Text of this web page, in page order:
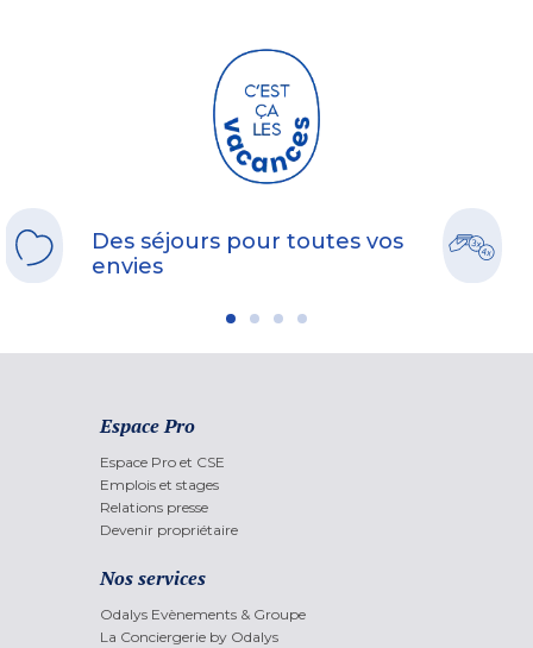
Des séjours pour toutes vos
envies
Espace Pro
Espace Pro et CSE
Emplois et stages
Relations presse
Devenir propriétaire
Nos services
Odalys Evènements & Groupe
La Conciergerie by Odalys